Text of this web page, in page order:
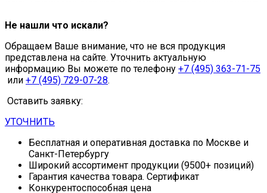
Не нашли что искали?
Обращаем Ваше внимание, что не вся продукция
представлена на сайте. Уточнить актуальную
информацию Вы можете по телефону +7 (495) 363-71-75
или +7 (495) 729-07-28.
Оставить заявку:
УТОЧНИТЬ
Бесплатная и оперативная доставка по Москве и
Санкт-Петербургу
Широкий ассортимент продукции (9500+ позиций)
Гарантия качества товара. Сертификат
Конкурентоспособная цена